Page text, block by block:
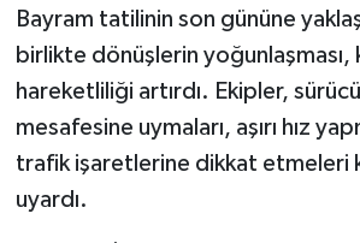
Bayram tatilinin son gününe
birlikte dönüşlerin yoğunlaşması,
hareketliliği artırdı. Ekipler,
mesafesine uymaları, aşırı hız
trafik işaretlerine dikkat etmeleri
uyardı.